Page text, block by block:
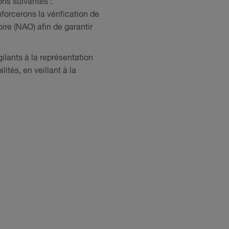
suivantes :
la vérification de
(NAO) afin de garantir
à la représentation
en veillant à la